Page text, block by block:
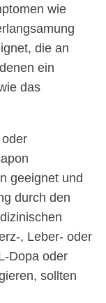
wie
die an
ein
das
geeignet und
durch den
, Leber- oder
Dopa oder
sollten